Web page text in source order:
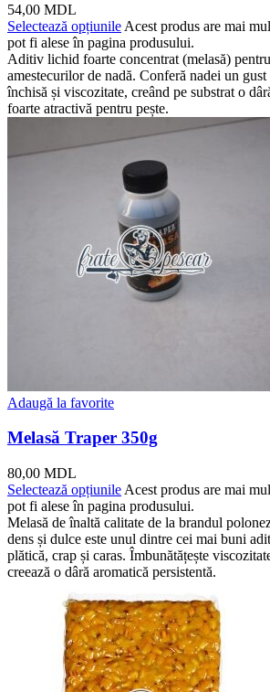
54,00 MDL
Selectează opțiunile Acest produs are mai
pot fi alese în pagina produsului.
Aditiv lichid foarte concentrat (melasă)
amestecurilor de nadă. Conferă nadei un
închisă și viscozitate, creând pe substrat o
foarte atractivă pentru pește.
Adaugă la favorite
Melasă Traper 350g
80,00 MDL
Selectează opțiunile Acest produs are mai
pot fi alese în pagina produsului.
Melasă de înaltă calitate de la brandul
dens și dulce este unul dintre cei mai buni
plătică, crap și caras. Îmbunătățește
creează o dâră aromatică persistentă.